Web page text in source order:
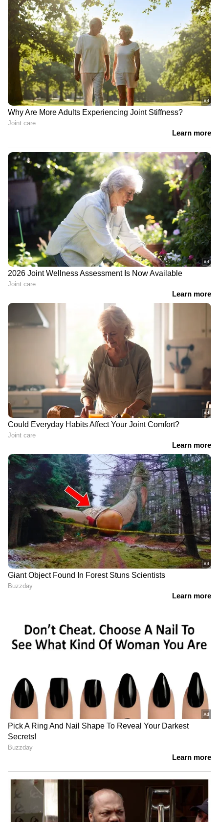
ആയിരം രൂപയാണ്. അത് എല്ലാവര്‍ക്കും
വീതിച്ചു കൊടുത്തു. രണ്ടാമത്തെ വര്‍ക്കില്‍ 1500
രൂപ കിട്ടി. പിന്നെ മൂവായിരം. നാലായിരം.
അങ്ങനെ കൂടി വന്നു. പണം അമ്മയ്ക്ക്
കൊടുക്കാന്‍ തുടങ്ങി. അമ്മ അത് ബാങ്ക്
അക്കൗണ്ടിലിടും. അമ്മയാണ് എന്റെ
കരുത്തെന്നും അനു പറഞ്ഞിരുന്നു. കരിയറില്‍
നില്‍ക്കുന്ന സമയത്ത് തന്നെ പണം
സമ്പാദിക്കണം. അതായിരുന്നു ലക്ഷ്യം. ഇപ്പോള്‍
കുടുംബത്തിന് വേണ്ടിയാണ് ഞാന്‍
ജീവിക്കുന്നത് എന്നാണ് അനുമോള്‍ പറയുന്നത്.
ഏഷ്യാനെറ്റ് ന്യൂസ് വാർത്തകൾ തത്സമയം
അറിയാം..
LATEST VIDEOS
ABOUT THE AUTHOR
WD Web Desk
DOWNLOAD APP